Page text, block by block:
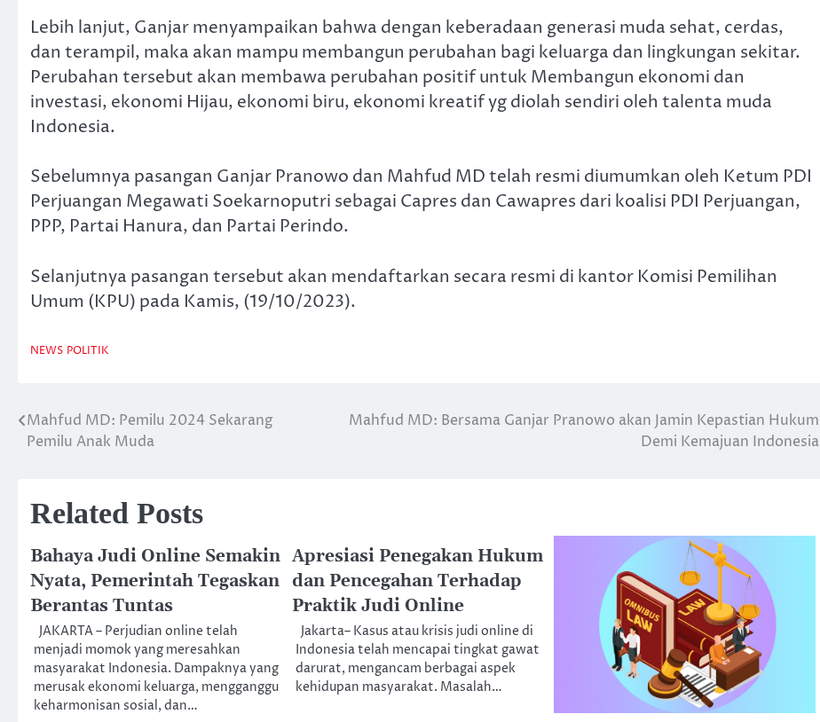
Lebih lanjut, Ganjar menyampaikan bahwa dengan keberadaan generasi muda sehat, cerdas,
dan terampil, maka akan mampu membangun perubahan bagi keluarga dan lingkungan sekitar.
Perubahan tersebut akan membawa perubahan positif untuk Membangun ekonomi dan
investasi, ekonomi Hijau, ekonomi biru, ekonomi kreatif yg diolah sendiri oleh talenta muda
Indonesia.
Sebelumnya pasangan Ganjar Pranowo dan Mahfud MD telah resmi diumumkan oleh Ketum PDI
Perjuangan Megawati Soekarnoputri sebagai Capres dan Cawapres dari koalisi PDI Perjuangan,
PPP, Partai Hanura, dan Partai Perindo.
Selanjutnya pasangan tersebut akan mendaftarkan secara resmi di kantor Komisi Pemilihan
Umum (KPU) pada Kamis, (19/10/2023).
NEWS POLITIK
Post
Mahfud MD: Pemilu 2024 Sekarang
Pemilu Anak Muda
Mahfud MD: Bersama Ganjar Pranowo akan Jamin Kepastian Hukum
Demi Kemajuan Indonesia
Related Posts
Bahaya Judi Online Semakin
Nyata, Pemerintah Tegaskan
Berantas Tuntas
JAKARTA – Perjudian online telah
menjadi momok yang meresahkan
masyarakat Indonesia. Dampaknya yang
merusak ekonomi keluarga, mengganggu
keharmonisan sosial, dan…
Apresiasi Penegakan Hukum
dan Pencegahan Terhadap
Praktik Judi Online
Jakarta– Kasus atau krisis judi online di
Indonesia telah mencapai tingkat gawat
darurat, mengancam berbagai aspek
kehidupan masyarakat. Masalah…